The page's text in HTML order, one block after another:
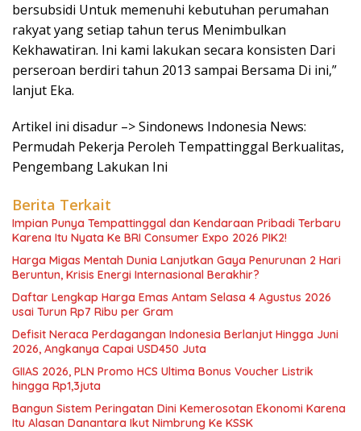
bersubsidi Untuk memenuhi kebutuhan perumahan
rakyat yang setiap tahun terus Menimbulkan
Kekhawatiran. Ini kami lakukan secara konsisten Dari
perseroan berdiri tahun 2013 sampai Bersama Di ini,”
lanjut Eka.
Artikel ini disadur –> Sindonews Indonesia News:
Permudah Pekerja Peroleh Tempattinggal Berkualitas,
Pengembang Lakukan Ini
Berita Terkait
Impian Punya Tempattinggal dan Kendaraan Pribadi Terbaru
Karena Itu Nyata Ke BRI Consumer Expo 2026 PIK2!
Harga Migas Mentah Dunia Lanjutkan Gaya Penurunan 2 Hari
Beruntun, Krisis Energi Internasional Berakhir?
Daftar Lengkap Harga Emas Antam Selasa 4 Agustus 2026
usai Turun Rp7 Ribu per Gram
Defisit Neraca Perdagangan Indonesia Berlanjut Hingga Juni
2026, Angkanya Capai USD450 Juta
GIIAS 2026, PLN Promo HCS Ultima Bonus Voucher Listrik
hingga Rp1,3juta
Bangun Sistem Peringatan Dini Kemerosotan Ekonomi Karena
Itu Alasan Danantara Ikut Nimbrung Ke KSSK